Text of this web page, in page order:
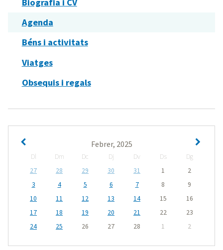
Agenda
Béns i activitats
Viatges
Obsequis i regals
Febrer, 2025
Dl Dm Dc Dj Dv Ds
Dg
27
28 29 30 31 1
2
3
4 5 6 7 8
9
10
11 12 13 14 15
16
17
18 19 20 21 22
23
24
25 26 27 28 1 2